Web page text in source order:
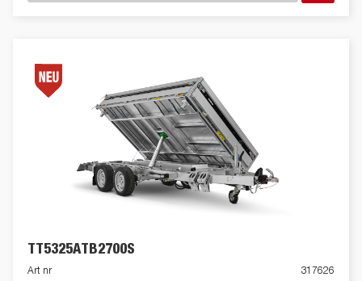
TT5325ATB2700S
Art nr
317626